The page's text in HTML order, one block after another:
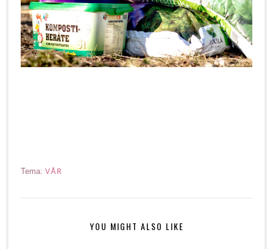
Tema: VÅR
YOU MIGHT ALSO LIKE